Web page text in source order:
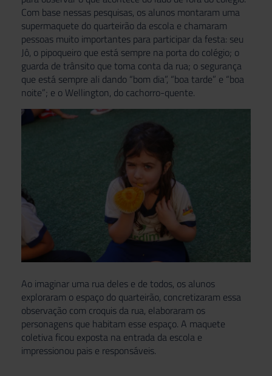
Com base nessas pesquisas, os alunos montaram uma
supermaquete do quarteirão da escola e chamaram
pessoas muito importantes para participar da festa: seu
Jô, o pipoqueiro que está sempre na porta do colégio; o
guarda de trânsito que toma conta da rua; o segurança
que está sempre ali dando “bom dia”, “boa tarde” e “boa
noite”; e o Wellington, do cachorro-quente.
Ao imaginar uma rua deles e de todos, os alunos
exploraram o espaço do quarteirão, concretizaram essa
observação com croquis da rua, elaboraram os
personagens que habitam esse espaço. A maquete
coletiva ficou exposta na entrada da escola e
impressionou pais e responsáveis.